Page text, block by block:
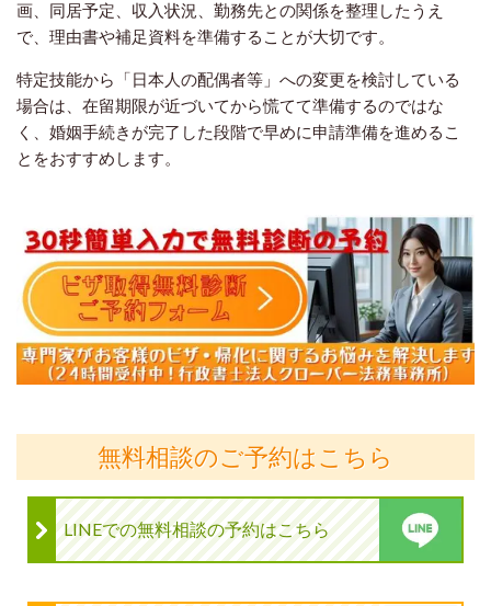
画、同居予定、収入状況、勤務先との関係を整理したうえ
で、理由書や補足資料を準備することが大切です。
特定技能から「日本人の配偶者等」への変更を検討している
場合は、在留期限が近づいてから慌てて準備するのではな
く、婚姻手続きが完了した段階で早めに申請準備を進めるこ
とをおすすめします。
無料相談のご予約はこちら
LINEでの無料相談の予約はこちら